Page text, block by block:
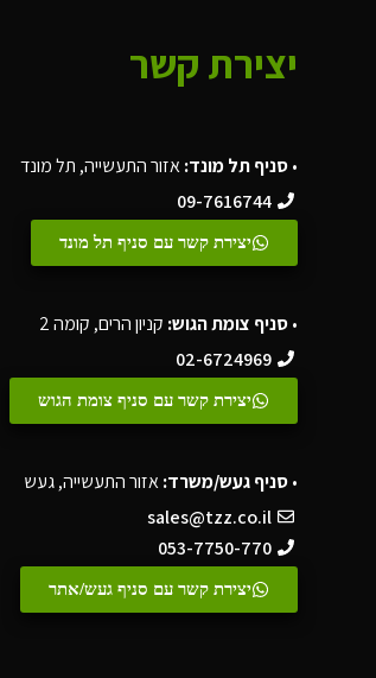
יצירת קשר
•סניף תל מונד:אזור התעשייה, תל מונד
09-7616744
יצירת קשר עם סניף תל מונד
•סניף צומת הגוש: קניון הרים, קומה 2
02-6724969
יצירת קשר עם סניף צומת הגוש
•סניף געש/משרד:אזור התעשייה, געש
sales@tzz.co.il
053-7750-770
יצירת קשר עם סניף געש/אתר